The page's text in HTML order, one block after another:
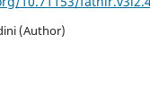
(Author)